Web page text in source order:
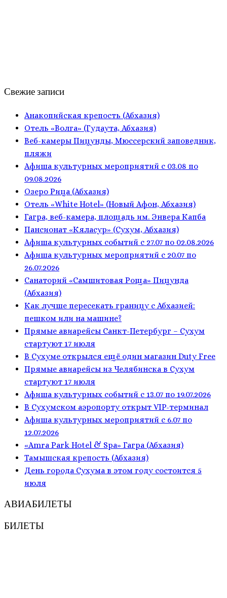
Свежие записи
Анакопийская крепость (Абхазия)
Отель «Волга» (Гудаута, Абхазия)
Веб-камеры Пицунды, Мюссерский заповедник,
пляжи
Афиша культурных мероприятий с 03.08 по
09.08.2026
Озеро Рица (Абхазия)
Отель «White Hotel» (Новый Афон, Абхазия)
Гагра, веб-камера, площадь им. Энвера Капба
Пансионат «Кяласур» (Сухум, Абхазия)
Афиша культурных событий с 27.07 по 02.08.2026
Афиша культурных мероприятий с 20.07 по
26.07.2026
Санаторий «Самшитовая Роща» Пицунда
(Абхазия)
Как лучше пересекать границу с Абхазией:
пешком или на машине?
Прямые авиарейсы Санкт-Петербург – Сухум
стартуют 17 июля
В Сухуме открылся ещё один магазин Duty Free
Прямые авиарейсы из Челябинска в Сухум
стартуют 17 июля
Афиша культурных событий с 13.07 по 19.07.2026
В Сухумском аэропорту открыт VIP-терминал
Афиша культурных мероприятий с 6.07 по
12.07.2026
«Amra Park Hotel & Spa» Гагра (Абхазия)
Тамышская крепость (Абхазия)
День города Сухума в этом году состоится 5
июля
АВИАБИЛЕТЫ
БИЛЕТЫ